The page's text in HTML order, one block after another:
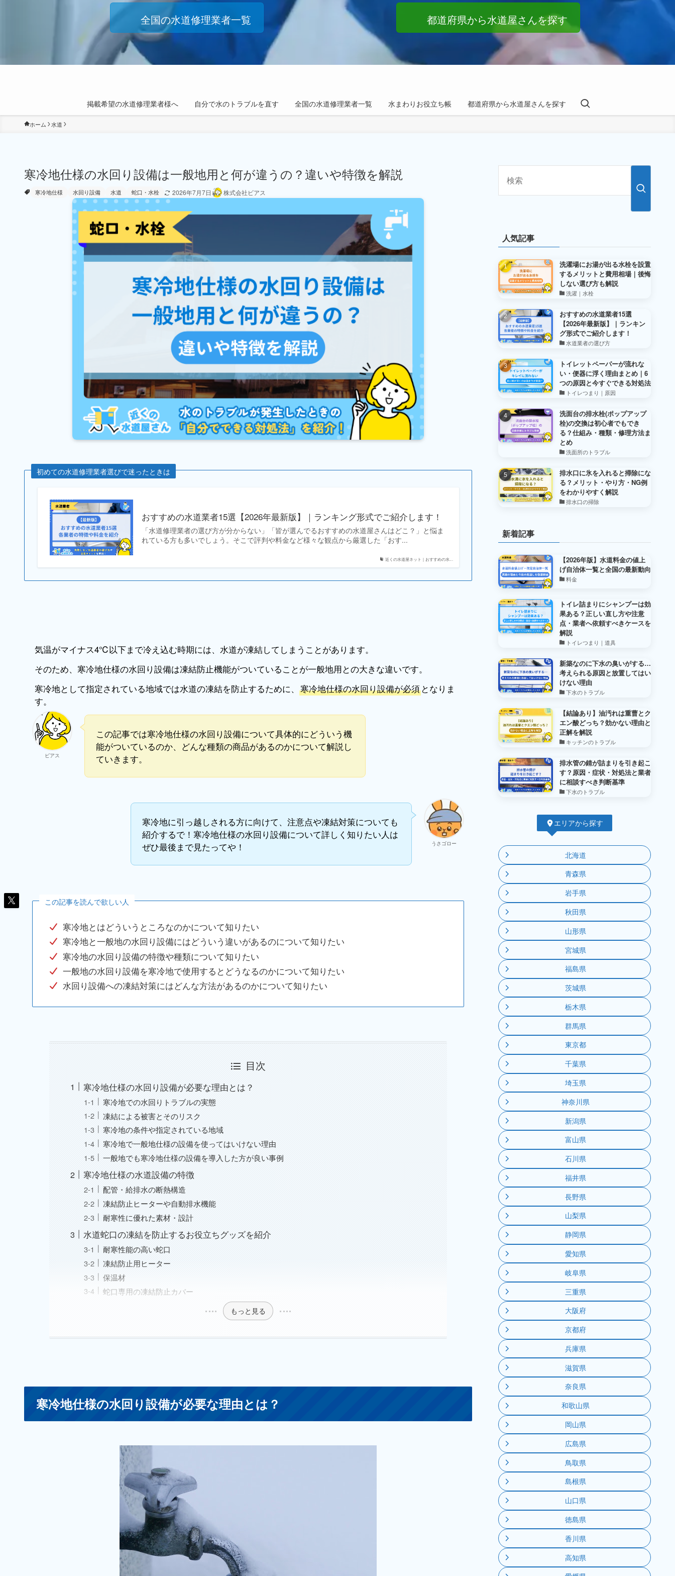
掲載希望の水道修理業者様へ 自分で水のトラブルを直す 全国の水道修理業者一覧 水まわりお役立ち帳 都道府県から水道屋さんを探す
全国の水道修理業者一覧 都道府県から水道屋さんを探す
ホーム 水道
寒冷地仕様の水回り設備は一般地用と何が違うの？違いや特徴を解説
寒冷地仕様 水回り設備 水道 蛇口・水栓 2026年7月7日 株式会社ビアス
初めての水道修理業者選びで迷ったときは
近くの水道屋ネット｜おすすめの水...
おすすめの水道業者15選【2026年最新版】｜ランキング形式でご紹介します！
「水道修理業者の選び方が分からない」「皆が選んでるおすすめの水道屋さんはどこ？」と悩ま
れている方も多いでしょう。そこで評判や料金など様々な観点から厳選した「おす...
気温がマイナス4℃以下まで冷え込む時期には、水道が凍結してしまうことがあります。
そのため、寒冷地仕様の水回り設備は凍結防止機能がついていることが一般地用との大きな違いです。
寒冷地として指定されている地域では水道の凍結を防止するために、 寒冷地仕様の水回り設備が必須 となりま
す。
ビアス
この記事では寒冷地仕様の水回り設備について具体的にどういう機
能がついているのか、どんな種類の商品があるのかについて解説し
ていきます。
うさゴロー
寒冷地に引っ越しされる方に向けて、注意点や凍結対策についても
紹介するで！寒冷地仕様の水回り設備について詳しく知りたい人は
ぜひ最後まで見たってや！
この記事を読んで欲しい人
寒冷地とはどういうところなのかについて知りたい
寒冷地と一般地の水回り設備にはどういう違いがあるのについて知りたい
寒冷地の水回り設備の特徴や種類について知りたい
一般地の水回り設備を寒冷地で使用するとどうなるのかについて知りたい
水回り設備への凍結対策にはどんな方法があるのかについて知りたい
目次
寒冷地仕様の水回り設備が必要な理由とは？
寒冷地での水回りトラブルの実態
凍結による被害とそのリスク
寒冷地の条件や指定されている地域
寒冷地で一般地仕様の設備を使ってはいけない理由
一般地でも寒冷地仕様の設備を導入した方が良い事例
寒冷地仕様の水道設備の特徴
配管・給排水の断熱構造
凍結防止ヒーターや自動排水機能
耐寒性に優れた素材・設計
水道蛇口の凍結を防止するお役立ちグッズを紹介
耐寒性能の高い蛇口
凍結防止用ヒーター
保温材
蛇口専用の凍結防止カバー
もっと見る
寒冷地仕様の水回り設備が必要な理由とは？
人気記事
洗濯場にお湯が出る水栓を設置
するメリットと費用相場｜後悔
しない選び方も解説
洗濯｜水栓
おすすめの水道業者15選
【2026年最新版】｜ランキン
グ形式でご紹介します！
水道業者の選び方
トイレットペーパーが流れな
い・便器に浮く理由まとめ｜6
つの原因と今すぐできる対処法
トイレつまり｜原因
洗面台の排水栓(ポップアップ
栓)の交換は初心者でもでき
る？仕組み・種類・修理方法ま
とめ
洗面所のトラブル
排水口に氷を入れると掃除にな
る？メリット・やり方・NG例
をわかりやすく解説
排水口の掃除
新着記事
【2026年版】水道料金の値上
げ自治体一覧と全国の最新動向
料金
トイレ詰まりにシャンプーは効
果ある？正しい直し方や注意
点・業者へ依頼すべきケースを
解説
トイレつまり｜道具
新築なのに下水の臭いがする…
考えられる原因と放置してはい
けない理由
下水のトラブル
【結論あり】油汚れは重曹とク
エン酸どっち？効かない理由と
正解を解説
キッチンのトラブル
排水管の錆が詰まりを引き起こ
す？原因・症状・対処法と業者
に相談すべき判断基準
下水のトラブル
エリアから探す
北海道
青森県
岩手県
秋田県
山形県
宮城県
福島県
茨城県
栃木県
群馬県
東京都
千葉県
埼玉県
神奈川県
新潟県
富山県
石川県
福井県
長野県
山梨県
静岡県
愛知県
岐阜県
三重県
大阪府
京都府
兵庫県
滋賀県
奈良県
和歌山県
岡山県
広島県
鳥取県
島根県
山口県
徳島県
香川県
高知県